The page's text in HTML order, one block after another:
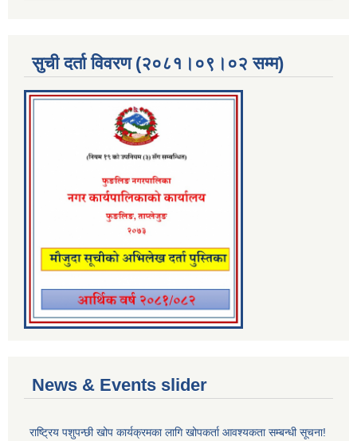
सुची दर्ता विवरण (२०८१।०९।०२ सम्म)
News & Events slider
राष्ट्रिय पशुपन्छी खोप कार्यक्रमका लागि खोपकर्ता आवश्यकता सम्बन्धी सूचना!